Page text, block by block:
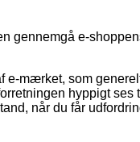
gennemgå e-
e-mærket, som
hyppigt ses
når du får